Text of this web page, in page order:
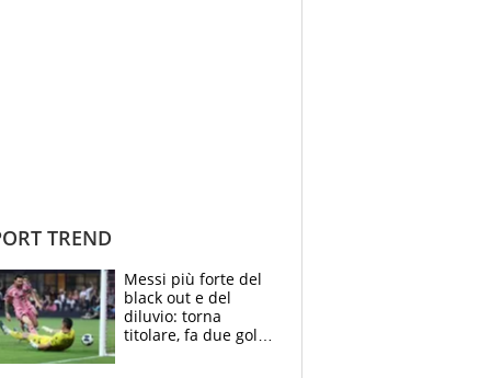
TREND
Messi più forte del
black out e del
diluvio: torna
titolare, fa due gol e